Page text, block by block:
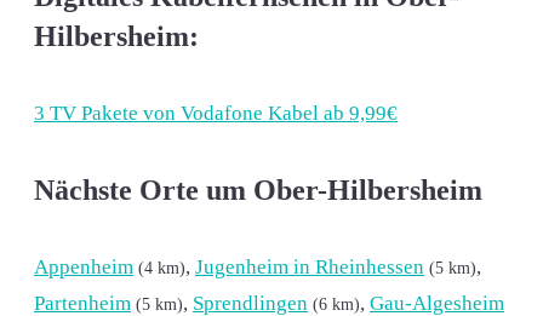
Hilbersheim:
3 TV Pakete von Vodafone Kabel ab 9,99€
Nächste Orte um Ober-Hilbersheim
Appenheim (4 km), Jugenheim in Rheinhessen (5 km),
Partenheim (5 km), Sprendlingen (6 km), Gau-Algesheim